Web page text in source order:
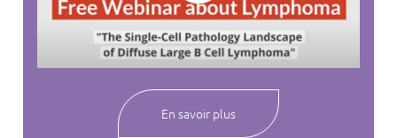
webinaires à venir, des séances précédentes et joignez-vous
notre compréhension des lymphomes et des maladies
En savoir plus